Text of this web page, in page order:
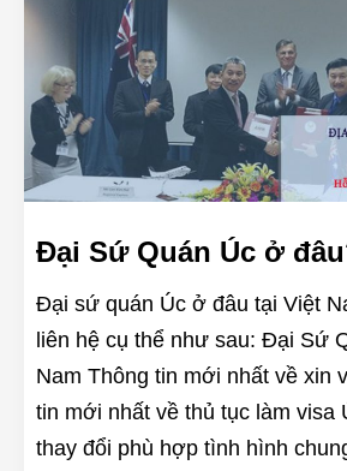
Đại Sứ Quán Úc ở
Đại sứ quán Úc ở đâu tại Việt
liên hệ cụ thể như sau: Đại Sứ
Nam Thông tin mới nhất về xin
tin mới nhất về thủ tục làm visa
thay đổi phù hợp tình hình